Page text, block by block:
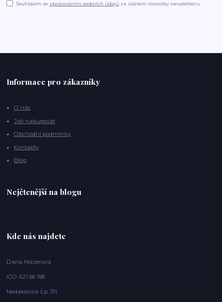
Souhlasím se zpracováním osobních údajů za účelem rozesílky newsletteru.
Informace pro zákazníky
O nás
Jak nakupovat
Obchodní podmínky
Kontakty
Blog
Nejčtenější na blogu
Kde nás najdete
Dana Holzerová
IČO: 621 66 158
Nedakonice č.p. 311